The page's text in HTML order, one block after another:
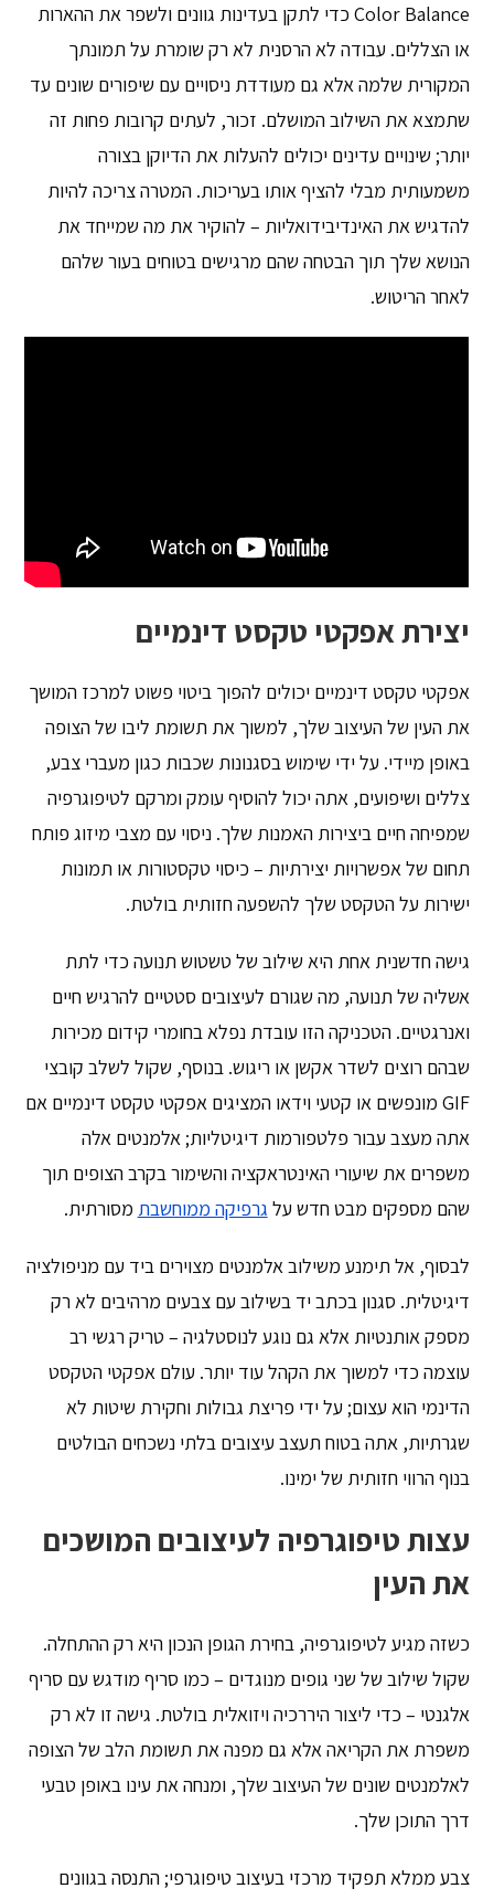
Color Balance כדי לתקן בעדינות גוונים ולשפר את ההארות
או הצללים. עבודה לא הרסנית לא רק שומרת על תמונתך
המקורית שלמה אלא גם מעודדת ניסויים עם שיפורים שונים עד
שתמצא את השילוב המושלם. זכור, לעתים קרובות פחות זה
יותר; שינויים עדינים יכולים להעלות את הדיוקן בצורה
משמעותית מבלי להציף אותו בעריכות. המטרה צריכה להיות
להדגיש את האינדיבידואליות – להוקיר את מה שמייחד את
הנושא שלך תוך הבטחה שהם מרגישים בטוחים בעור שלהם
לאחר הריטוש.
יצירת אפקטי טקסט דינמיים
אפקטי טקסט דינמיים יכולים להפוך ביטוי פשוט למרכז המושך
את העין של העיצוב שלך, למשוך את תשומת ליבו של הצופה
באופן מיידי. על ידי שימוש בסגנונות שכבות כגון מעברי צבע,
צללים ושיפועים, אתה יכול להוסיף עומק ומרקם לטיפוגרפיה
שמפיחה חיים ביצירות האמנות שלך. ניסוי עם מצבי מיזוג פותח
תחום של אפשרויות יצירתיות – כיסוי טקסטורות או תמונות
ישירות על הטקסט שלך להשפעה חזותית בולטת.
גישה חדשנית אחת היא שילוב של טשטוש תנועה כדי לתת
אשליה של תנועה, מה שגורם לעיצובים סטטיים להרגיש חיים
ואנרגטיים. הטכניקה הזו עובדת נפלא בחומרי קידום מכירות
שבהם רוצים לשדר אקשן או ריגוש. בנוסף, שקול לשלב קובצי
GIF מונפשים או קטעי וידאו המציגים אפקטי טקסט דינמיים אם
אתה מעצב עבור פלטפורמות דיגיטליות; אלמנטים אלה
משפרים את שיעורי האינטראקציה והשימור בקרב הצופים תוך
שהם מספקים מבט חדש על גרפיקה ממוחשבת מסורתית.
לבסוף, אל תימנע משילוב אלמנטים מצוירים ביד עם מניפולציה
דיגיטלית. סגנון בכתב יד בשילוב עם צבעים מרהיבים לא רק
מספק אותנטיות אלא גם נוגע לנוסטלגיה – טריק רגשי רב
עוצמה כדי למשוך את הקהל עוד יותר. עולם אפקטי הטקסט
הדינמי הוא עצום; על ידי פריצת גבולות וחקירת שיטות לא
שגרתיות, אתה בטוח תעצב עיצובים בלתי נשכחים הבולטים
בנוף הרווי חזותית של ימינו.
עצות טיפוגרפיה לעיצובים המושכים
את העין
כשזה מגיע לטיפוגרפיה, בחירת הגופן הנכון היא רק ההתחלה.
שקול שילוב של שני גופים מנוגדים – כמו סריף מודגש עם סריף
אלגנטי – כדי ליצור היררכיה ויזואלית בולטת. גישה זו לא רק
משפרת את הקריאה אלא גם מפנה את תשומת הלב של הצופה
לאלמנטים שונים של העיצוב שלך, ומנחה את עינו באופן טבעי
דרך התוכן שלך.
צבע ממלא תפקיד מרכזי בעיצוב טיפוגרפי; התנסה בגוונים